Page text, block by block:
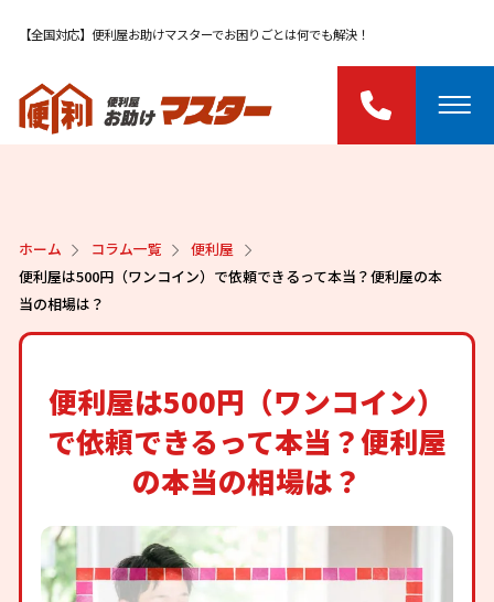
【全国対応】便利屋お助けマスターでお困りごとは何でも解決！
ホーム コラム一覧
便利屋
便利屋は500円（ワンコイン）で依頼できるって本当？便利屋の本
当の相場は？
便利屋は500円（ワンコイン）
で依頼できるって本当？便利屋
の本当の相場は？